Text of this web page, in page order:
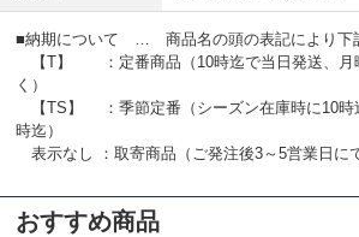
■納期について … 商品名の頭の表記により下
【T】 ：定番商品（10時迄で当日発送、
く）
【TS】 ：季節定番（シーズン在庫時に10時
時迄）
表示なし ：取寄商品（ご発注後3～5営業日に
おすすめ商品